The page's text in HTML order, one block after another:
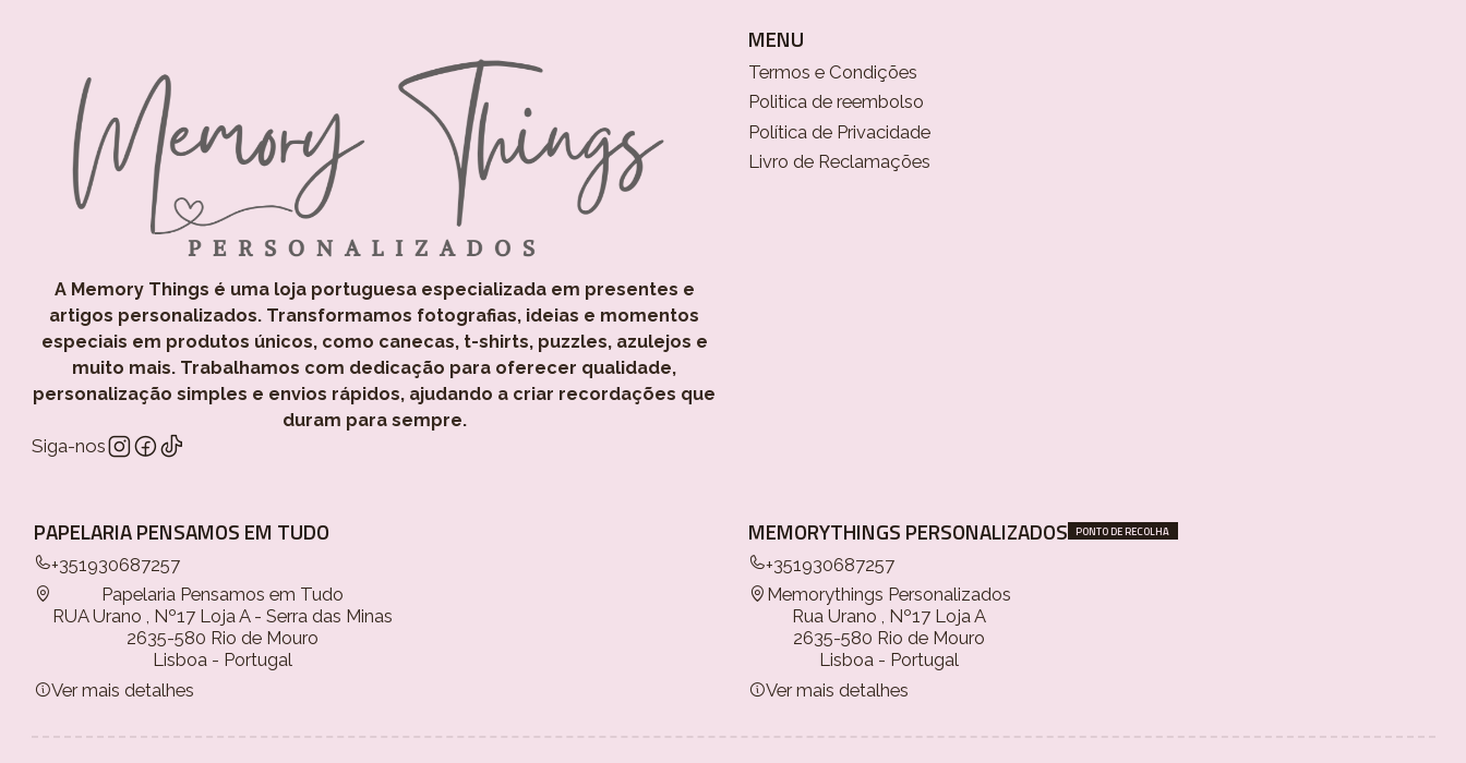
A Memory Things é uma loja portuguesa especializada em presentes e
artigos personalizados. Transformamos fotografias, ideias e momentos
especiais em produtos únicos, como canecas, t-shirts, puzzles, azulejos e
muito mais. Trabalhamos com dedicação para oferecer qualidade,
personalização simples e envios rápidos, ajudando a criar recordações que
duram para sempre.
Siga-nos
MENU
Termos e Condições
Politica de reembolso
Política de Privacidade
Livro de Reclamações
PAPELARIA PENSAMOS EM TUDO
+351930687257
Papelaria Pensamos em Tudo
RUA Urano , Nº17 Loja A - Serra das Minas
2635-580 Rio de Mouro
Lisboa - Portugal
Ver mais detalhes
MEMORYTHINGS PERSONALIZADOS PONTO DE RECOLHA
+351930687257
Memorythings Personalizados
Rua Urano , Nº17 Loja A
2635-580 Rio de Mouro
Lisboa - Portugal
Ver mais detalhes